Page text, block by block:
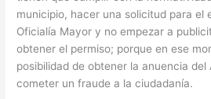
municipio, hacer una solicitud para el
Oficialía Mayor y no empezar a
obtener el permiso; porque en ese
posibilidad de obtener la anuencia del
cometer un fraude a la ciudadanía.